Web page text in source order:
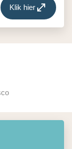
Klik hier